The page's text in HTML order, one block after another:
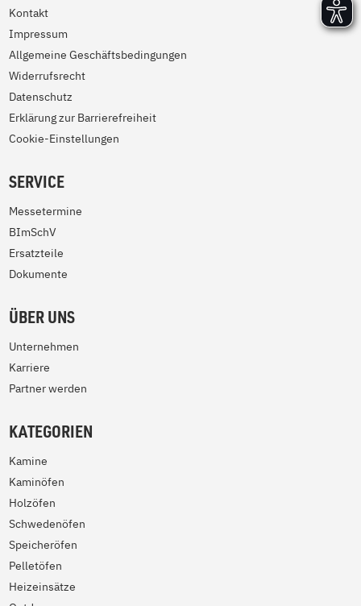
Kontakt
Impressum
Allgemeine Geschäftsbedingungen
Widerrufsrecht
Datenschutz
Erklärung zur Barrierefreiheit
Cookie-Einstellungen
SERVICE
Messetermine
BImSchV
Ersatzteile
Dokumente
ÜBER UNS
Unternehmen
Karriere
Partner werden
KATEGORIEN
Kamine
Kaminöfen
Holzöfen
Schwedenöfen
Speicheröfen
Pelletöfen
Heizeinsätze